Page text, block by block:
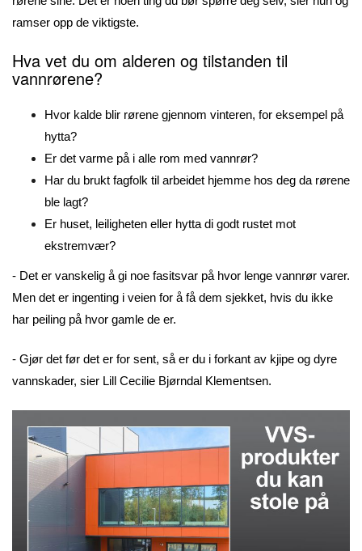
ramser opp de viktigste.
Hva vet du om alderen og tilstanden til
vannrørene?
Hvor kalde blir rørene gjennom vinteren, for eksempel på
hytta?
Er det varme på i alle rom med vannrør?
Har du brukt fagfolk til arbeidet hjemme hos deg da rørene
ble lagt?
Er huset, leiligheten eller hytta di godt rustet mot
ekstremvær?
- Det er vanskelig å gi noe fasitsvar på hvor lenge vannrør varer.
Men det er ingenting i veien for å få dem sjekket, hvis du ikke
har peiling på hvor gamle de er.
- Gjør det før det er for sent, så er du i forkant av kjipe og dyre
vannskader, sier Lill Cecilie Bjørndal Klementsen.